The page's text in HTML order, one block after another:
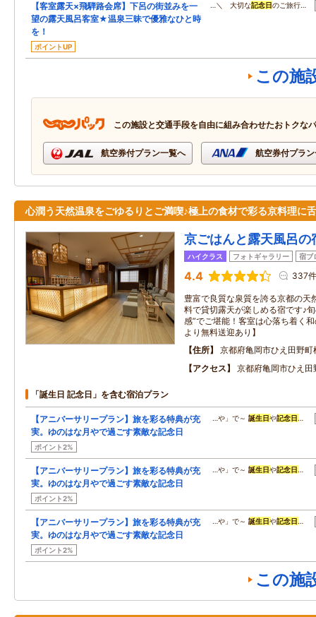
【客室露天×飛騨路会席】下呂の街並みを一
望の露天風呂客室★温泉三昧で優雅なひと時
を！
ポイントUP
…＼ 大切な記念日のご旅行…
この施
この施設と交通手段を自由に組み合わせたおトクな
航空券付プラン一覧へ 航空券付プラ
心潤う天然温泉をごゆるりとご満喫♪極上の食材で彩る京料理に
京ごはんと露天風呂
ハイクラス フォトギャラリー 宿ブ
4.4 337件
豊富で良質な泉質を誇る京都の天
料で貸切露天が楽しめる宿です♪
感”でご堪能！客室は心落ち着く
より無料送迎あり】
住所
京都府亀岡市ひえ田野町
アクセス
京都府亀岡市ひえ田
「誕生日 記念日」を含む宿泊プラン
【アニバーサリープラン】旅を彩る特典が充
実。ゆのはな月やで過ごす素敵な記念日
ポイント2%
…や」で～誕生日や記念日 …
【アニバーサリープラン】旅を彩る特典が充
実。ゆのはな月やで過ごす素敵な記念日
ポイント2%
…や」で～誕生日や記念日 …
【アニバーサリープラン】旅を彩る特典が充
実。ゆのはな月やで過ごす素敵な記念日
ポイント2%
…や」で～誕生日や記念日 …
この施